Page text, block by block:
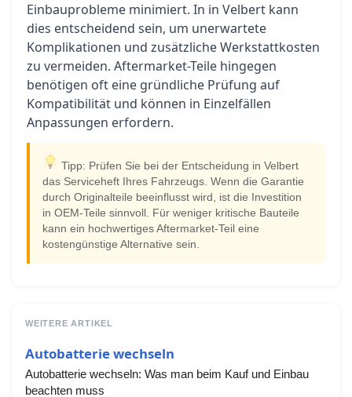
Einbauprobleme minimiert. In in Velbert kann
dies entscheidend sein, um unerwartete
Komplikationen und zusätzliche Werkstattkosten
zu vermeiden. Aftermarket-Teile hingegen
benötigen oft eine gründliche Prüfung auf
Kompatibilität und können in Einzelfällen
Anpassungen erfordern.
Tipp: Prüfen Sie bei der Entscheidung in Velbert
das Serviceheft Ihres Fahrzeugs. Wenn die Garantie
durch Originalteile beeinflusst wird, ist die Investition
in OEM-Teile sinnvoll. Für weniger kritische Bauteile
kann ein hochwertiges Aftermarket-Teil eine
kostengünstige Alternative sein.
WEITERE ARTIKEL
Autobatterie wechseln
Autobatterie wechseln: Was man beim Kauf und Einbau
beachten muss